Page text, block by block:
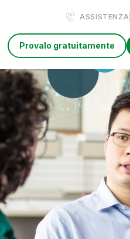
ASSISTENZA
Provalo gratuitamente